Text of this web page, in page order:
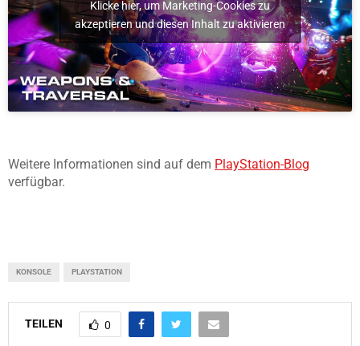
Klicke hier, um Marketing-Cookies zu
akzeptieren und diesen Inhalt zu aktivieren
Weitere Informationen sind auf dem PlayStation-Blog
verfügbar.
KONSOLE PLAYSTATION
TEILEN 0